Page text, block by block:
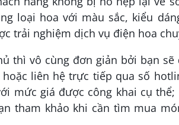
loại hoa với màu sắc, kiểu
trải nghiệm dịch vụ điện hoa
thì vô cùng đơn giản bởi bạn
liên hệ trực tiếp qua số
mức giá được công khai cụ thể;
tham khảo khi cần tìm mua